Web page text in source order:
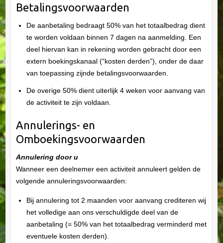
Betalingsvoorwaarden
De aanbetaling bedraagt 50% van het totaalbedrag dient
te worden voldaan binnen 7 dagen na aanmelding. Een
deel hiervan kan in rekening worden gebracht door een
extern boekingskanaal (“kosten derden”), onder de daar
van toepassing zijnde betalingsvoorwaarden.
De overige 50% dient uiterlijk 4 weken voor aanvang van
de activiteit te zijn voldaan.
Annulerings- en
Omboekingsvoorwaarden
Annulering door u
Wanneer een deelnemer een activiteit annuleert gelden de
volgende annuleringsvoorwaarden:
Bij annulering tot 2 maanden voor aanvang crediteren wij
het volledige aan ons verschuldigde deel van de
aanbetaling (= 50% van het totaalbedrag verminderd met
eventuele kosten derden).